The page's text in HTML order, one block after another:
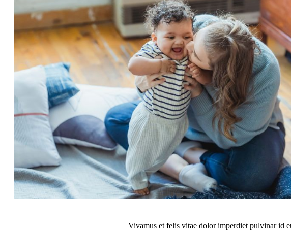
Vivamus et felis vitae dolor imperdiet pulvinar id